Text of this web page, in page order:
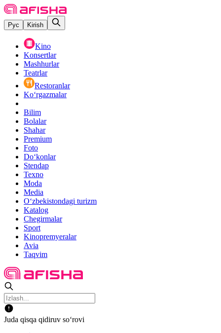
Рус Kirish
Kino
Konsertlar
Mashhurlar
Teatrlar
Restoranlar
Ko‘rgazmalar
Bilim
Bolalar
Shahar
Premium
Foto
Do‘konlar
Stendap
Texno
Moda
Media
O‘zbekistondagi turizm
Katalog
Chegirmalar
Sport
Kinopremyeralar
Avia
Taqvim
Juda qisqa qidiruv so‘rovi